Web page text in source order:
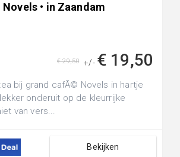
• in Zaandam
+/- € 19,50
€ 29,50
bij grand cafÃ© Novels in hartje
onderuit op de kleurrijke
van vers...
Bekijken